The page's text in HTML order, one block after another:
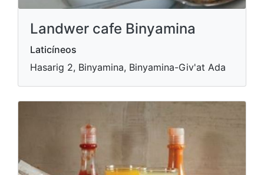
Landwer cafe Binyamina
Laticíneos
Hasarig 2, Binyamina, Binyamina-Giv'at Ada